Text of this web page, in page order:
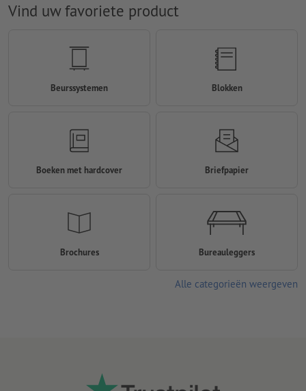
Vind uw favoriete product
Beurssystemen Blokken
Boeken met hardcover Briefpapier
Brochures Bureauleggers
Alle categorieën weergeven